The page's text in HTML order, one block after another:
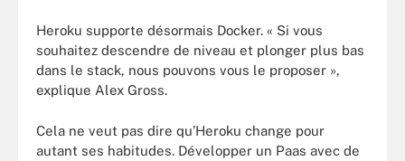
Heroku supporte désormais Docker. « Si vous
souhaitez descendre de niveau et plonger plus bas
dans le stack, nous pouvons vous le proposer »,
explique Alex Gross.
Cela ne veut pas dire qu’Heroku change pour
autant ses habitudes. Développer un Paas avec de